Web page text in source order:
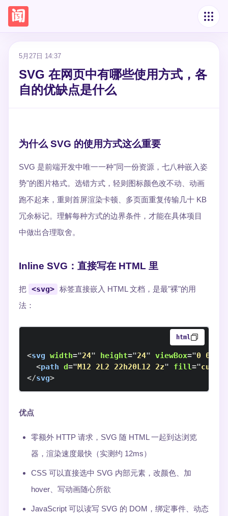
5月27日 14:37
SVG 在网页中有哪些使用方式，各
自的优缺点是什么
为什么 SVG 的使用方式这么重要
SVG 是前端开发中唯一一种"同一份资源，七八种嵌入姿
势"的图片格式。选错方式，轻则图标颜色改不动、动画
跑不起来，重则首屏渲染卡顿、多页面重复传输几十 KB
冗余标记。理解每种方式的边界条件，才能在具体项目
中做出合理取舍。
Inline SVG：直接写在 HTML 里
把 <svg> 标签直接嵌入 HTML 文档，是最"裸"的用
法：
html
<svg width="24" height="24" viewBox="0 0 24
<path d="M12 2L2 22h20L12 2z" fill="
</svg>
优点
零额外 HTTP 请求，SVG 随 HTML 一起到达浏览
器，渲染速度最快（实测约 12ms）
CSS 可以直接选中 SVG 内部元素，改颜色、加
hover、写动画随心所欲
JavaScript 可以读写 SVG 的 DOM，绑定事件、动态